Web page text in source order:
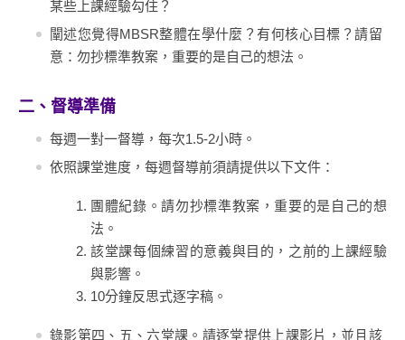
某些上課經驗勾住？
闡述您覺得MBSR整體在學什麼？有何核心目標？請留
意：勿抄標準教案，重要的是自己的想法。
二、督導準備
每週一對一督導，每次1.5-2小時。
依照課堂進度，每週督導前須請提供以下文件：
團體紀錄。請勿抄標準教案，重要的是自己的想
法。
該堂課每個練習的意義與目的，之前的上課經驗
與影響。
10分鐘反思式逐字稿。
錄影第四、五、六堂課。請逐堂提供上課影片，並且該